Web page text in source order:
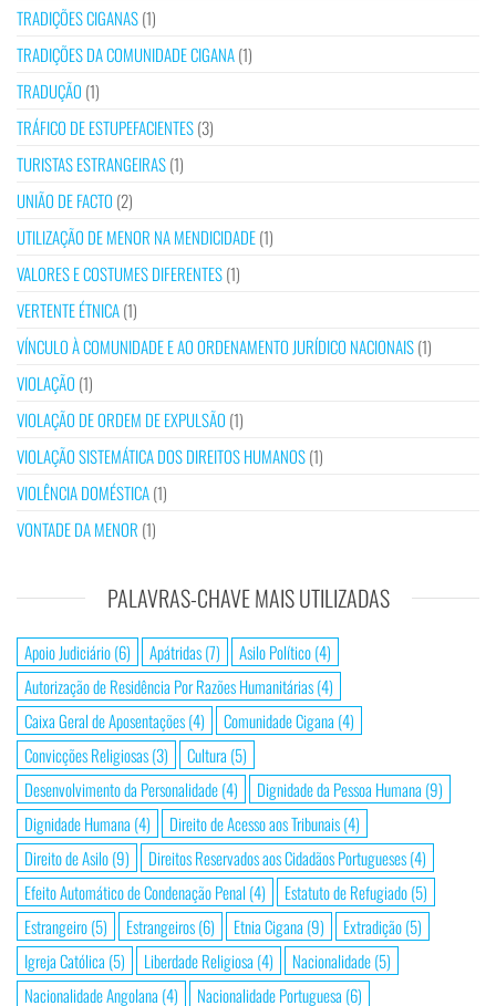
TRADIÇÕES CIGANAS(1)
TRADIÇÕES DA COMUNIDADE CIGANA(1)
TRADUÇÃO (1)
TRÁFICO DE ESTUPEFACIENTES(3)
TURISTAS ESTRANGEIRAS(1)
UNIÃO DE FACTO (2)
UTILIZAÇÃO DE MENOR NA MENDICIDADE(1)
VALORES E COSTUMES DIFERENTES(1)
VERTENTE ÉTNICA(1)
VÍNCULO À COMUNIDADE E AO ORDENAMENTO JURÍDICO NACIONAIS(1)
VIOLAÇÃO (1)
VIOLAÇÃO DE ORDEM DE EXPULSÃO (1)
VIOLAÇÃO SISTEMÁTICA DOS DIREITOS HUMANOS(1)
VIOLÊNCIA DOMÉSTICA(1)
VONTADE DA MENOR (1)
PALAVRAS-CHAVE MAIS UTILIZADAS
Apoio Judiciário(6) Apátridas(7) Asilo Político(4)
Autorização de Residência Por Razões Humanitárias(4)
Caixa Geral de Aposentações(4) Comunidade Cigana (4)
Convicções Religiosas(3) Cultura (5)
Desenvolvimento da Personalidade(4) Dignidade da Pessoa Humana (9)
Dignidade Humana (4) Direito de Acesso aos Tribunais(4)
Direito de Asilo(9) Direitos Reservados aos Cidadãos Portugueses(4)
Efeito Automático de Condenação Penal (4) Estatuto de Refugiado(5)
Estrangeiro(5) Estrangeiros(6) Etnia Cigana (9) Extradição(5)
Igreja Católica (5) Liberdade Religiosa (4) Nacionalidade(5)
Nacionalidade Angolana (4) Nacionalidade Portuguesa (6)